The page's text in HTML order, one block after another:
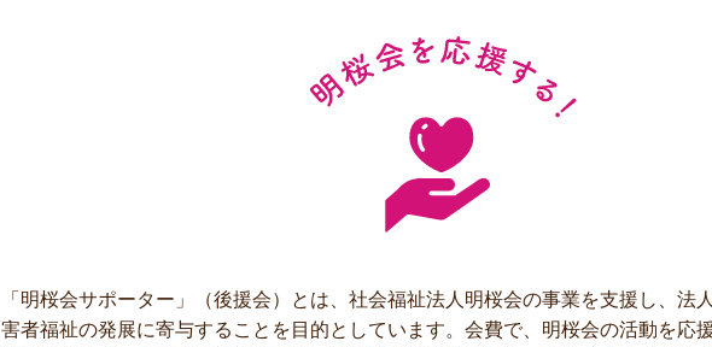
「明桜会サポーター」（後援会）とは、社会福祉法人明桜会の事業を支援し、法
害者福祉の発展に寄与することを目的としています。会費で、明桜会の活動を応